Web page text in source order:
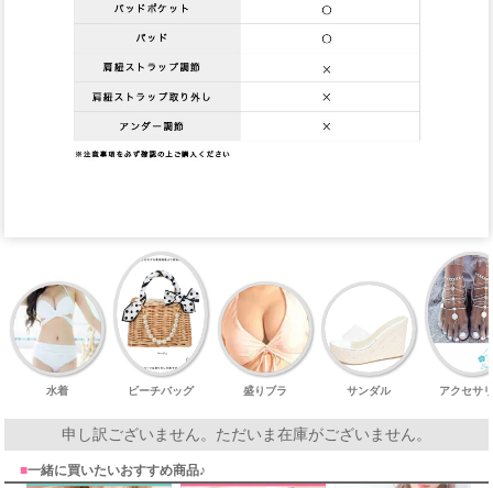
水着 ビーチバッグ 盛りブラ サンダル アクセサ
申し訳ございません。ただいま在庫がございません。
■一緒に買いたいおすすめ商品♪